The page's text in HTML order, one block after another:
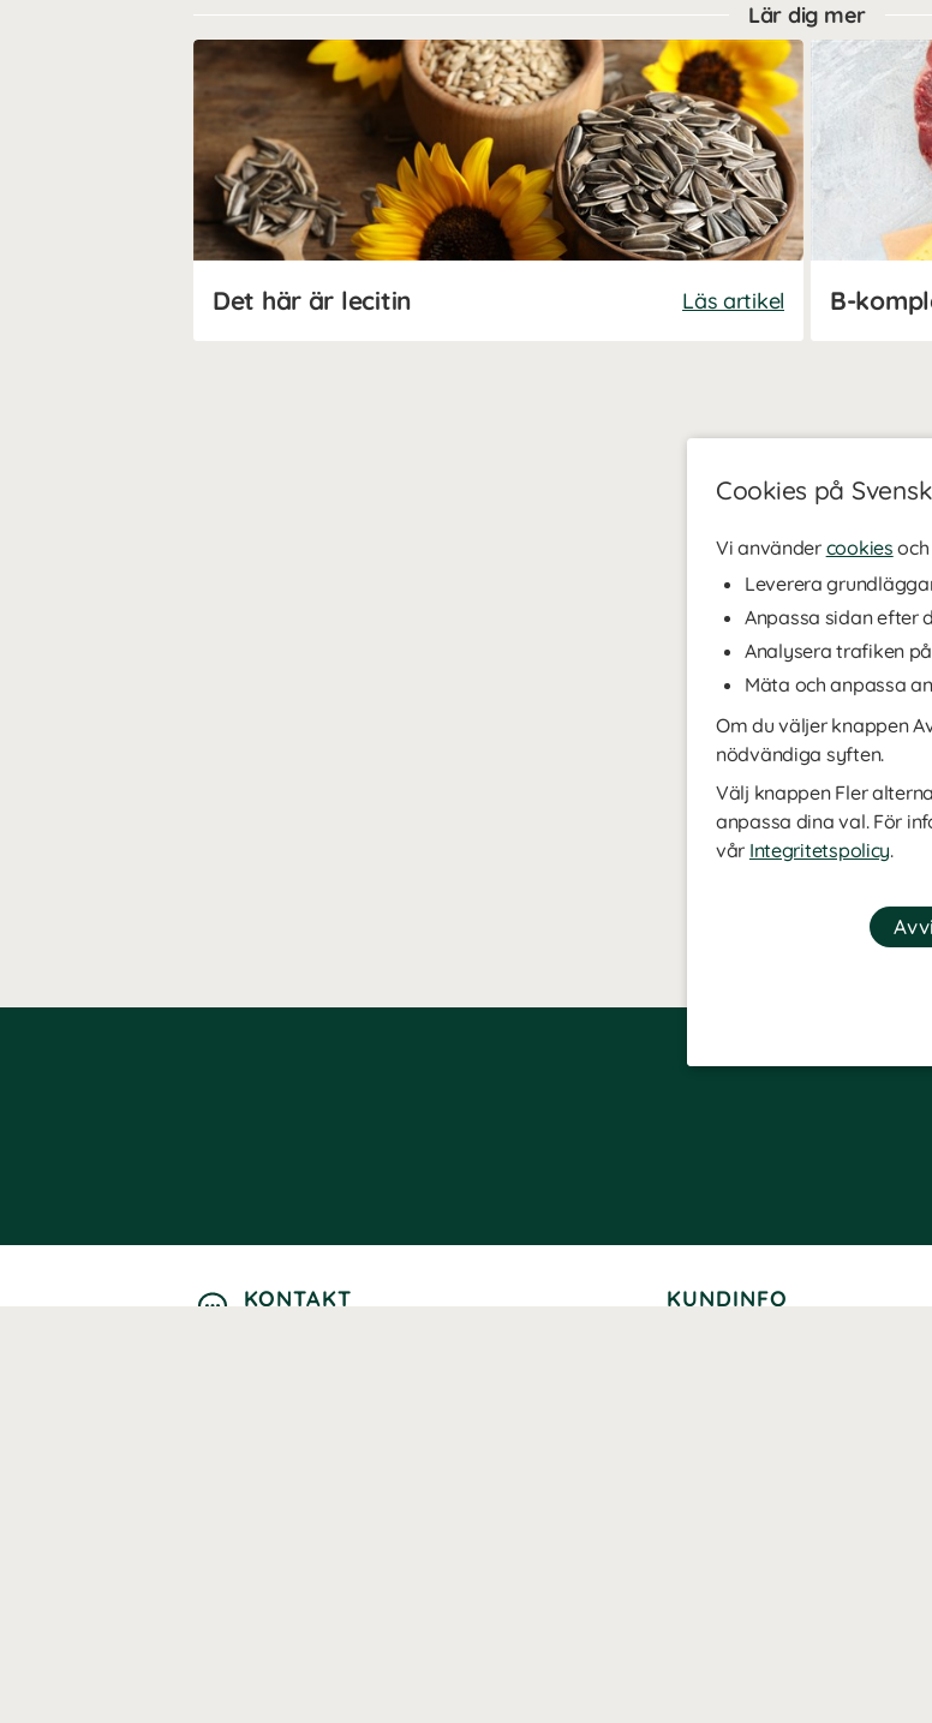
Cookies på
Vi använder cookies
Leverera
Anpassa sidan efter
Analysera trafiken
Mäta och anpassa
Om du väljer knappen
nödvändiga syften.
Välj knappen Fler
anpassa dina val. För
vår Integritetspolicy.
Lär dig mer
Det här är lecitin Läs artikel B-
KONTAKT KUNDINFO